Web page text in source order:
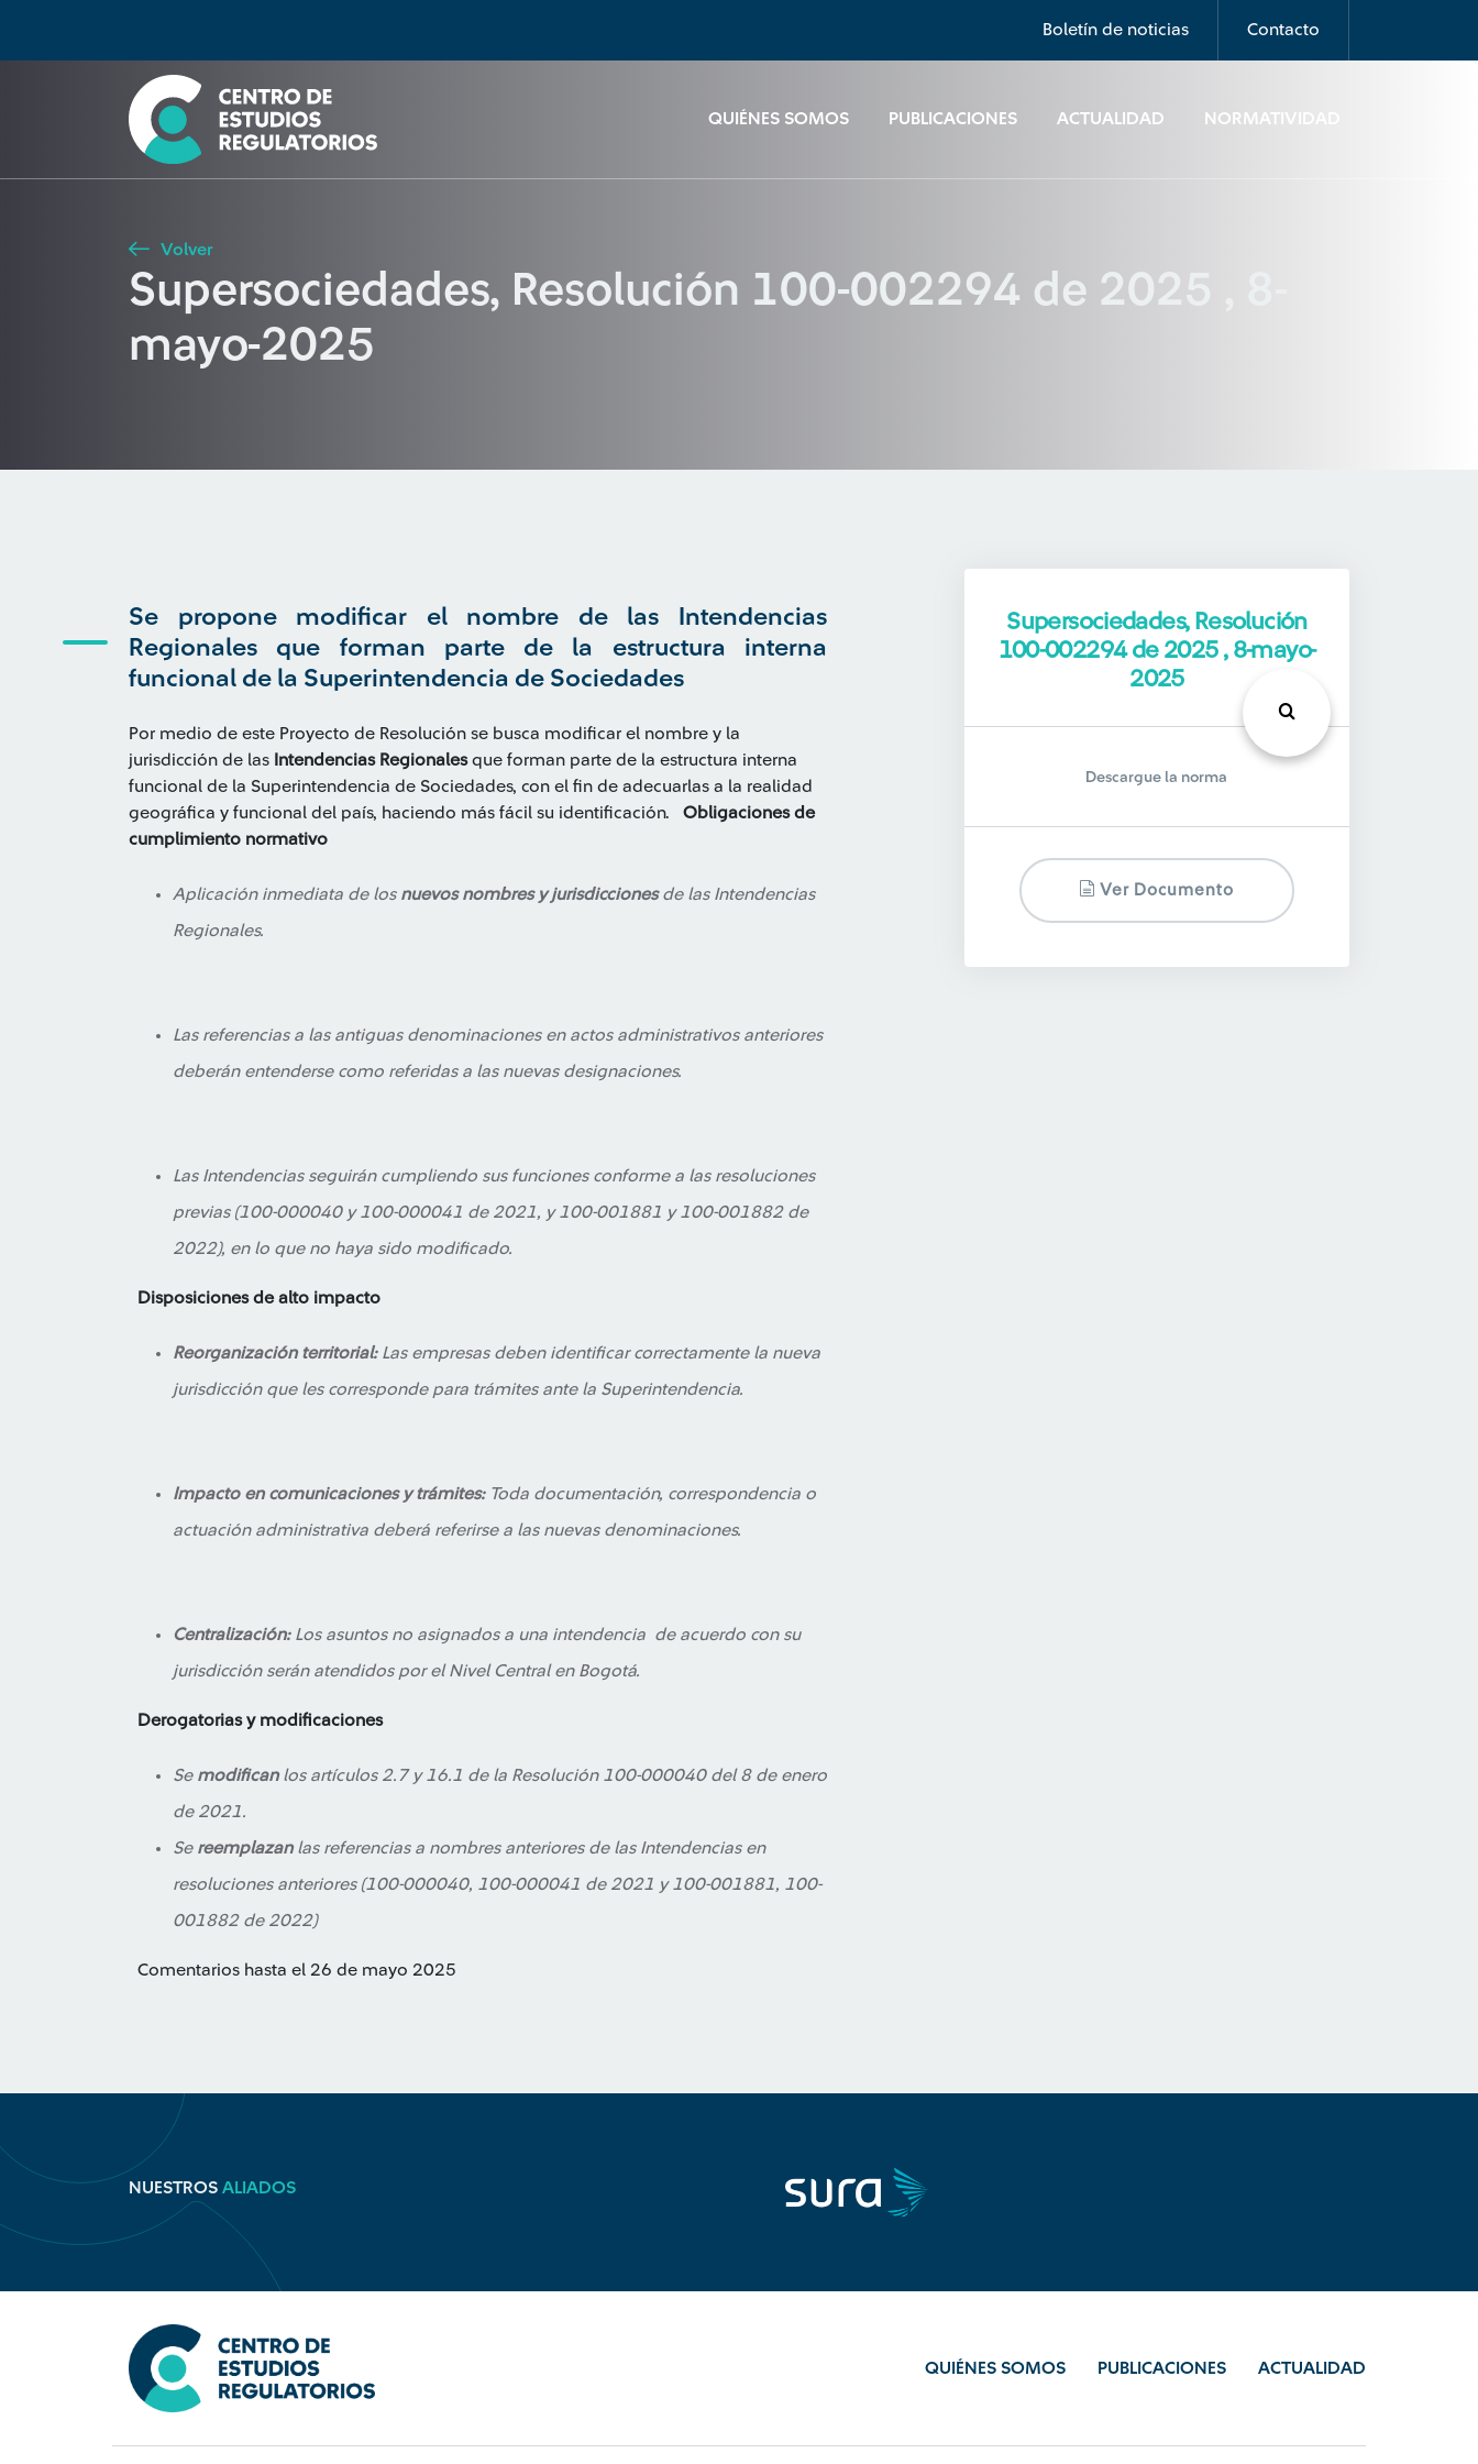
Boletín de noticias Contacto
QUIÉNES SOMOS PUBLICACIONES ACTUALIDAD NORMATIVIDAD
Seleccione país
Buscar
Volver
Supersociedades, Resolución 100-002294 de 2025 , 8-
mayo-2025
Se propone modificar el nombre de las Intendencias
Regionales que forman parte de la estructura interna
funcional de la Superintendencia de Sociedades
Por medio de este Proyecto de Resolución se busca modificar el nombre y la
jurisdicción de las Intendencias Regionalesque forman parte de la estructura interna
funcional de la Superintendencia de Sociedades, con el fin de adecuarlas a la realidad
geográfica y funcional del país, haciendo más fácil su identificación. Obligaciones de
cumplimiento normativo
Aplicación inmediata de los nuevos nombres y jurisdiccionesde las Intendencias
Regionales.
Las referencias a las antiguas denominaciones en actos administrativos anteriores
deberán entenderse como referidas a las nuevas designaciones.
Las Intendencias seguirán cumpliendo sus funciones conforme a las resoluciones
previas (100-000040 y 100-000041 de 2021, y 100-001881 y 100-001882 de
2022), en lo que no haya sido modificado.
Disposiciones de alto impacto
Reorganización territorial:Las empresas deben identificar correctamente la nueva
jurisdicción que les corresponde para trámites ante la Superintendencia.
Impacto en comunicaciones y trámites:Toda documentación, correspondencia o
actuación administrativa deberá referirse a las nuevas denominaciones.
Centralización: Los asuntos no asignados a una intendencia de acuerdo con su
jurisdicción serán atendidos por el Nivel Central en Bogotá.
Derogatorias y modificaciones
Se modificanlos artículos 2.7 y 16.1 de la Resolución 100-000040 del 8 de enero
de 2021.
Se reemplazanlas referencias a nombres anteriores de las Intendencias en
resoluciones anteriores (100-000040, 100-000041 de 2021 y 100-001881, 100-
001882 de 2022)
Comentarios hasta el 26 de mayo 2025
Supersociedades, Resolución
100-002294 de 2025 , 8-mayo-
2025
Descargue la norma
Ver Documento
NUESTROS ALIADOS
QUIÉNES SOMOS PUBLICACIONES ACTUALIDAD